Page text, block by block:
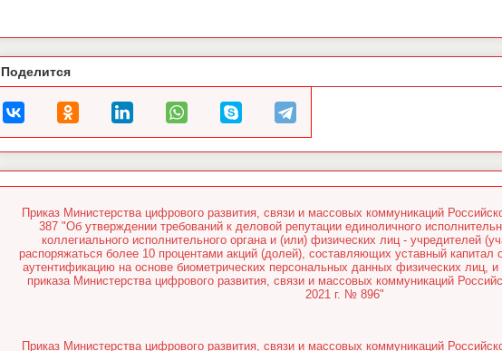
Поделится
Приказ Министерства цифрового развития, связи и массовых коммуникаций
387 "Об утверждении требований к деловой репутации единоличного
коллегиального исполнительного органа и (или) физических лиц - учредителей
распоряжаться более 10 процентами акций (долей), составляющих уставный
аутентификацию на основе биометрических персональных данных физических лиц,
приказа Министерства цифрового развития, связи и массовых коммуникаций
2021 г. № 896"
Приказ Министерства цифрового развития, связи и массовых коммуникаций